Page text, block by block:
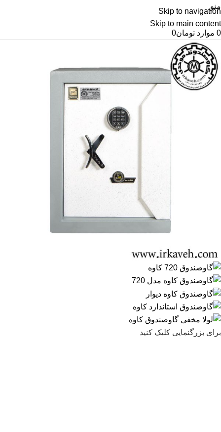
Skip to navigation
Skip to main content
منو
0 موارد تومان0
برای بزرگنمایی کلیک کنید